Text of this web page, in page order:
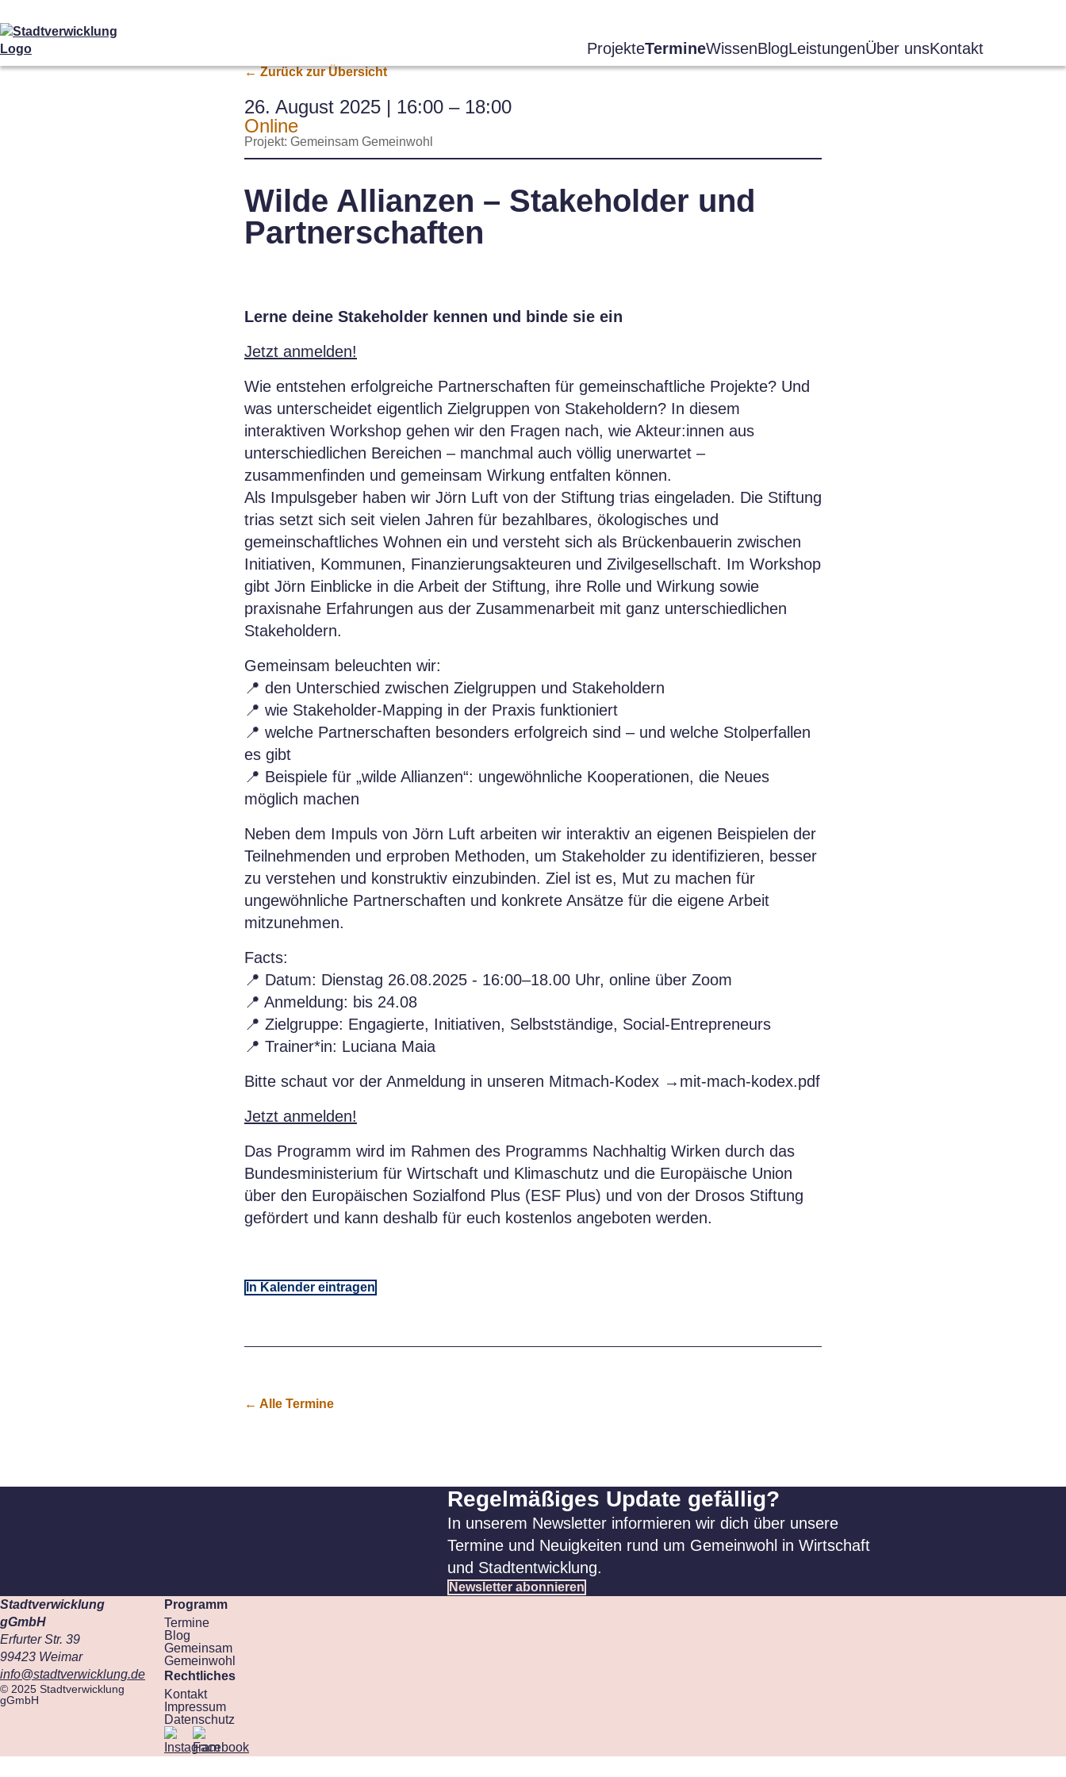
ProjekteTermineWissenBlogLeistungenÜber unsKontakt
← Zurück zur Übersicht
26. August 2025 | 16:00 – 18:00
Online
Projekt: Gemeinsam Gemeinwohl
Wilde Allianzen – Stakeholder und
Partnerschaften
Lerne deine Stakeholder kennen und binde sie ein
Jetzt anmelden!
Wie entstehen erfolgreiche Partnerschaften für gemeinschaftliche Projekte? Und
was unterscheidet eigentlich Zielgruppen von Stakeholdern? In diesem
interaktiven Workshop gehen wir den Fragen nach, wie Akteur:innen aus
unterschiedlichen Bereichen – manchmal auch völlig unerwartet –
zusammenfinden und gemeinsam Wirkung entfalten können.
Als Impulsgeber haben wir Jörn Luft von der Stiftung trias eingeladen. Die Stiftung
trias setzt sich seit vielen Jahren für bezahlbares, ökologisches und
gemeinschaftliches Wohnen ein und versteht sich als Brückenbauerin zwischen
Initiativen, Kommunen, Finanzierungsakteuren und Zivilgesellschaft. Im Workshop
gibt Jörn Einblicke in die Arbeit der Stiftung, ihre Rolle und Wirkung sowie
praxisnahe Erfahrungen aus der Zusammenarbeit mit ganz unterschiedlichen
Stakeholdern.
Gemeinsam beleuchten wir:
📍 den Unterschied zwischen Zielgruppen und Stakeholdern
📍 wie Stakeholder-Mapping in der Praxis funktioniert
📍 welche Partnerschaften besonders erfolgreich sind – und welche Stolperfallen
es gibt
📍 Beispiele für „wilde Allianzen“: ungewöhnliche Kooperationen, die Neues
möglich machen
Neben dem Impuls von Jörn Luft arbeiten wir interaktiv an eigenen Beispielen der
Teilnehmenden und erproben Methoden, um Stakeholder zu identifizieren, besser
zu verstehen und konstruktiv einzubinden. Ziel ist es, Mut zu machen für
ungewöhnliche Partnerschaften und konkrete Ansätze für die eigene Arbeit
mitzunehmen.
Facts:
📍 Datum: Dienstag 26.08.2025 - 16:00–18.00 Uhr, online über Zoom
📍 Anmeldung: bis 24.08
📍 Zielgruppe: Engagierte, Initiativen, Selbstständige, Social-Entrepreneurs
📍 Trainer*in: Luciana Maia
Bitte schaut vor der Anmeldung in unseren Mitmach-Kodex →mit-mach-kodex.pdf
Jetzt anmelden!
Das Programm wird im Rahmen des Programms Nachhaltig Wirken durch das
Bundesministerium für Wirtschaft und Klimaschutz und die Europäische Union
über den Europäischen Sozialfond Plus (ESF Plus) und von der Drosos Stiftung
gefördert und kann deshalb für euch kostenlos angeboten werden.
In Kalender eintragen
← Alle Termine
Regelmäßiges Update gefällig?
In unserem Newsletter informieren wir dich über unsere
Termine und Neuigkeiten rund um Gemeinwohl in Wirtschaft
und Stadtentwicklung.
Newsletter abonnieren
Stadtverwicklung
gGmbH
Erfurter Str. 39
99423 Weimar
info@stadtverwicklung.de
© 2025 Stadtverwicklung
gGmbH
Programm
Termine
Blog
Gemeinsam
Gemeinwohl
Rechtliches
Kontakt
Impressum
Datenschutz